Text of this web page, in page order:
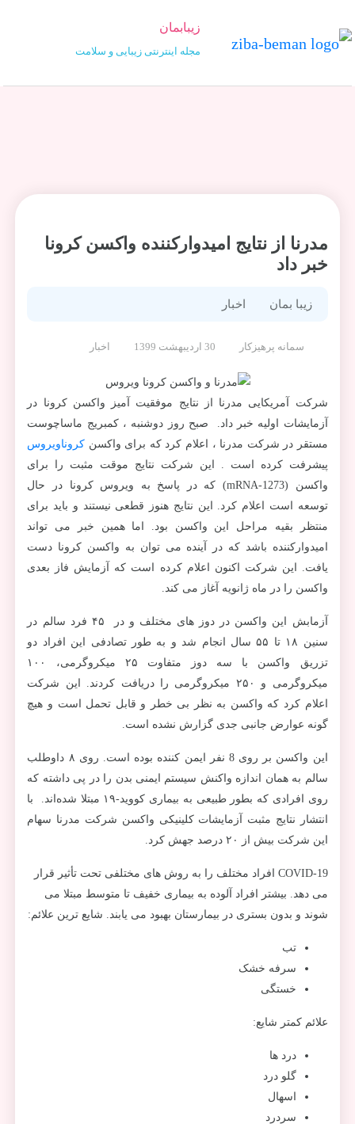
زیبابمان
مجله اینترنتی زیبایی و سلامت
مدرنا از نتایج امیدوارکننده واکسن کرونا
خبر داد
زیبا بمان اخبار
سمانه پرهیزکار 30 اردیبهشت 1399 اخبار
شرکت آمریکایی مدرنا از نتایج موفقیت آمیز واکسن کرونا در
آزمایشات اولیه خبر داد. صبح روز دوشنبه ، کمبریج ماساچوست
مستقر در شرکت مدرنا ، اعلام کرد که برای واکسن کروناویروس
پیشرفت کرده است . این شرکت نتایج موقت مثبت را برای
واکسن (mRNA-1273) که در پاسخ به ویروس کرونا در حال
توسعه است اعلام کرد. این نتایج هنوز قطعی نیستند و باید برای
منتظر بقیه مراحل این واکسن بود. اما همین خبر می تواند
امیدوارکننده باشد که در آینده می توان به واکسن کرونا دست
یافت. این شرکت اکنون اعلام کرده است که آزمایش فاز بعدی
واکسن را در ماه ژانویه آغاز می کند.
آزمابش این واکسن در دوز های مختلف و در ۴۵ فرد سالم در
سنین ۱۸ تا ۵۵ سال انجام شد و به طور تصادفی این افراد دو
تزریق واکسن با سه دوز متفاوت ۲۵ میکروگرمی، ۱۰۰
میکروگرمی و ۲۵۰ میکروگرمی را دریافت کردند. این شرکت
اعلام کرد که واکسن به نظر بی خطر و قابل تحمل است و هیچ
گونه عوارض جانبی جدی گزارش نشده است.
این واکسن بر روی 8 نفر ایمن کننده بوده است. روی ۸ داوطلب
سالم به همان اندازه واکنش سیستم ایمنی بدن را در پی داشته که
روی افرادی که بطور طبیعی به بیماری کووید-۱۹ مبتلا شده‌اند. با
انتشار نتایج مثبت آزمایشات کلینیکی واکسن شرکت مدرنا سهام
این شرکت بیش از ۲۰ درصد جهش کرد.
COVID-19 افراد مختلف را به روش های مختلفی تحت تأثیر قرار
می دهد. بیشتر افراد آلوده به بیماری خفیف تا متوسط مبتلا می
شوند و بدون بستری در بیمارستان بهبود می یابند. شایع ترین علائم:
تب
سرفه خشک
خستگی
علائم کمتر شایع:
درد ها
گلو درد
اسهال
سردرد